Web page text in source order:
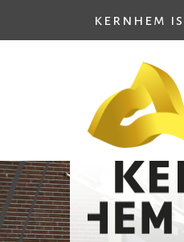
kernhem is